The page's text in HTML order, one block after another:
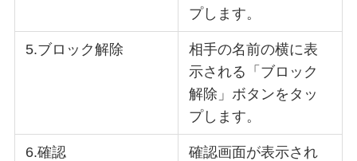
プします。
5.ブロック解除
相手の名前の横に表
示される「ブロック
解除」ボタンをタッ
プします。
6.確認
確認画面が表示され